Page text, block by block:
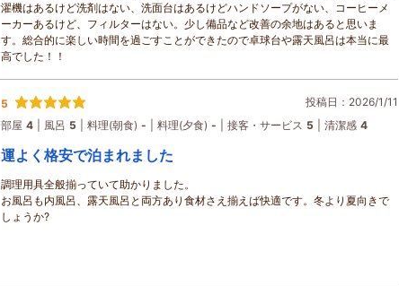
濯機はあるけど洗剤はない、洗面台はあるけどハンドソープがない、コーヒーメ
ーカーあるけど、フィルターはない。少し備品など改善の余地はあると思いま
す。総合的に楽しい時間を過ごすことができたので卓球台や露天風呂は本当に最
高でした！！
5
投稿日：2026/1/11
部屋 4 風呂 5 料理(朝食) - 料理(夕食) - 接客・サービス 5 清潔感 4
運よく格安で泊まれました
調理用具全般揃っていて助かりました。
お風呂も内風呂、露天風呂と両方あり食材さえ揃えば快適です。冬より夏向きで
しょうか?